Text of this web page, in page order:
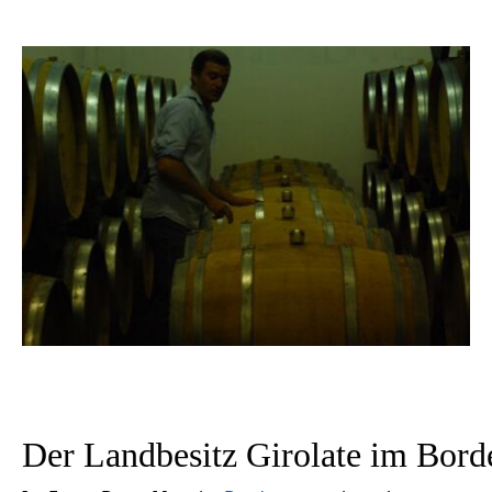
Der Landbesitz Girolate im